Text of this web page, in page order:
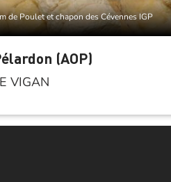
de Poulet et chapon des Cévennes IGP
(AOP)
VIGAN